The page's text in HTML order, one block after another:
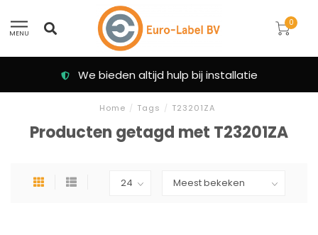
MENU
0
We bieden altijd hulp bij installatie
Home / Tags / T23201ZA
Producten getagd met T23201ZA